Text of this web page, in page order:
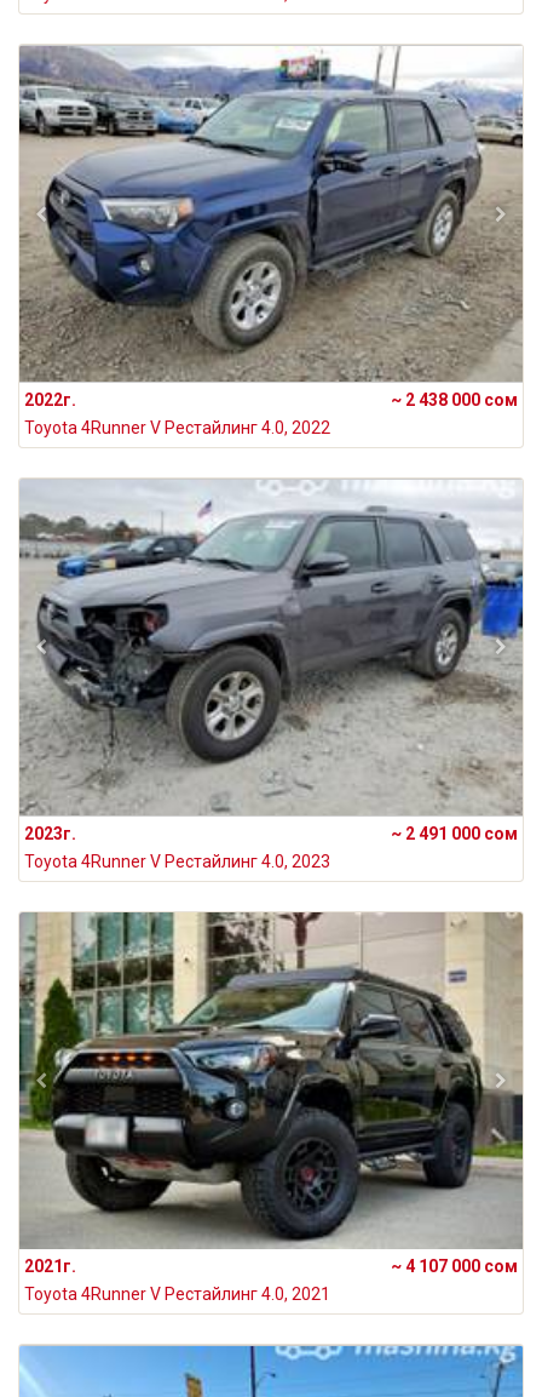
2022г.
~ 2 438 000 сом
Toyota 4Runner V Рестайлинг 4.0, 2022
2023г.
~ 2 491 000 сом
Toyota 4Runner V Рестайлинг 4.0, 2023
2021г.
~ 4 107 000 сом
Toyota 4Runner V Рестайлинг 4.0, 2021